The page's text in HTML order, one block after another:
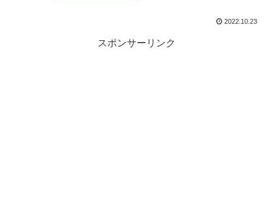
2022.10.23
スポンサーリンク